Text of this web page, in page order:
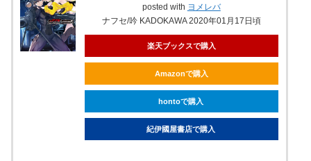
posted with ヨメレバ
ナフセ/吟 KADOKAWA 2020年01月17日頃
楽天ブックスで購入
Amazonで購入
hontoで購入
紀伊國屋書店で購入